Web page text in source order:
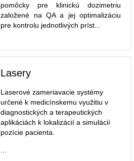
pomôcky pre klinickú dozimetriu
založené na QA a jej optimalizáciu
pre kontrolu jednotlivých príst...
Lasery
Laserové zameriavacie systémy
určené k medicínskemu využitiu v
diagnostických a terapeutických
aplikáciách k lokalizácií a simulácií
pozície pacienta.